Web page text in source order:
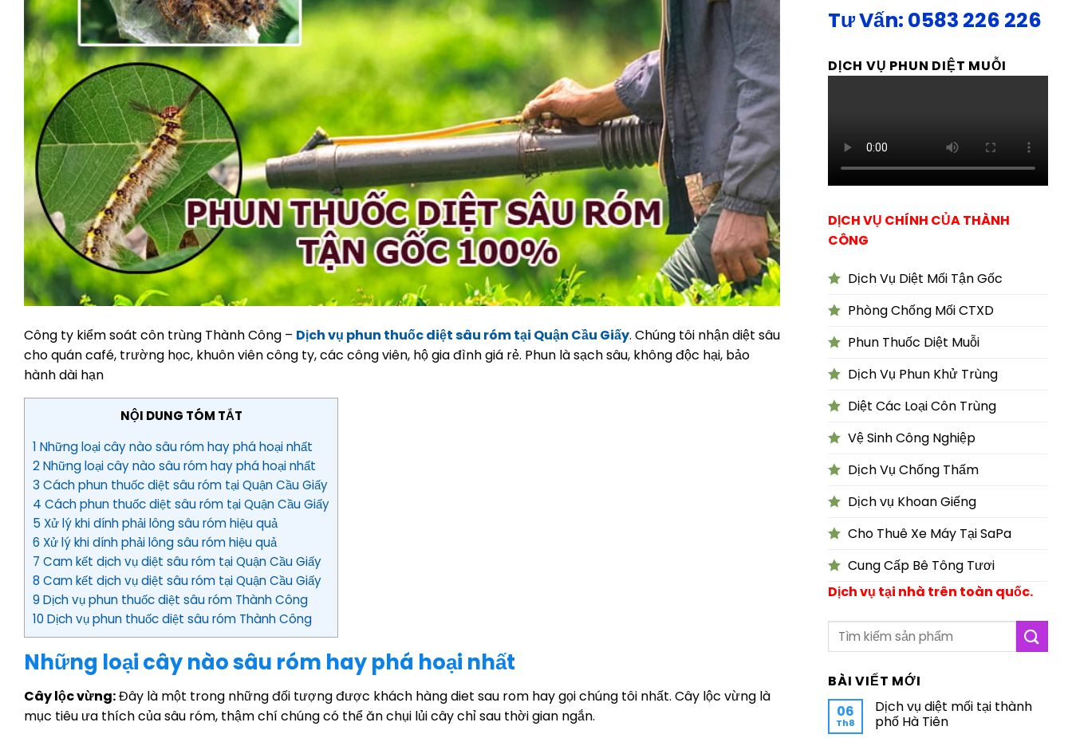
Công ty kiểm soát côn trùng Thành Công – Dịch vụ phun thuốc diệt sâu róm tại Quận Cầu Giấy. Chúng tôi nhận diệt sâu
cho quán café, trường học, khuôn viên công ty, các công viên, hộ gia đình giá rẻ. Phun là sạch sâu, không độc hại, bảo
hành dài hạn
NỘI DUNG TÓM TẮT
1 Những loại cây nào sâu róm hay phá hoại nhất
2 Những loại cây nào sâu róm hay phá hoại nhất
3 Cách phun thuốc diệt sâu róm tại Quận Cầu Giấy
4 Cách phun thuốc diệt sâu róm tại Quận Cầu Giấy
5 Xử lý khi dính phải lông sâu róm hiệu quả
6 Xử lý khi dính phải lông sâu róm hiệu quả
7 Cam kết dịch vụ diệt sâu róm tại Quận Cầu Giấy
8 Cam kết dịch vụ diệt sâu róm tại Quận Cầu Giấy
9 Dịch vụ phun thuốc diệt sâu róm Thành Công
10 Dịch vụ phun thuốc diệt sâu róm Thành Công
Những loại cây nào sâu róm hay phá hoại nhất
Cây lộc vừng:Đây là một trong những đối tượng được khách hàng diet sau rom hay gọi chúng tôi nhất. Cây lộc vừng là
mục tiêu ưa thích của sâu róm, thậm chí chúng có thể ăn chụi lủi cây chỉ sau thời gian ngắn.
Tư Vấn: 0583 226 226
DỊCH VỤ PHUN DIỆT MUỖI
DỊCH VỤ CHÍNH CỦA THÀNH
CÔNG
Dịch Vụ Diệt Mối Tận Gốc
Phòng Chống Mối CTXD
Phun Thuốc Diệt Muỗi
Dịch Vụ Phun Khử Trùng
Diệt Các Loại Côn Trùng
Vệ Sinh Công Nghiệp
Dịch Vụ Chống Thấm
Dịch vụ Khoan Giếng
Cho Thuê Xe Máy Tại SaPa
Cung Cấp Bê Tông Tươi
Dịch vụ tại nhà trên toàn quốc.
BÀI VIẾT MỚI
06
Th8
Dịch vụ diệt mối tại thành
phố Hà Tiên